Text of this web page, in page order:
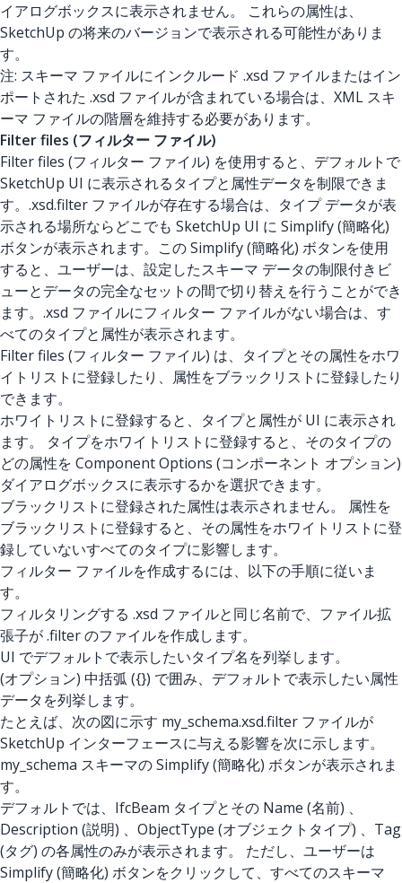
イアログボックスに表示されません。 これらの属性は、
SketchUp の将来のバージョンで表示される可能性がありま
す。
注: スキーマ ファイルにインクルード .xsd ファイルまたはイン
ポートされた .xsd ファイルが含まれている場合は、XML スキ
ーマ ファイルの階層を維持する必要があります。
Filter files (フィルター ファイル)
Filter files (フィルター ファイル) を使用すると、デフォルトで
SketchUp UI に表示されるタイプと属性データを制限できま
す。.xsd.filter ファイルが存在する場合は、タイプ データが表
示される場所ならどこでも SketchUp UI に Simplify (簡略化)
ボタンが表示されます。この Simplify (簡略化) ボタンを使用
すると、ユーザーは、設定したスキーマ データの制限付きビ
ューとデータの完全なセットの間で切り替えを行うことができ
ます。.xsd ファイルにフィルター ファイルがない場合は、す
べてのタイプと属性が表示されます。
Filter files (フィルター ファイル) は、タイプとその属性をホワ
イトリストに登録したり、属性をブラックリストに登録したり
できます。
ホワイトリストに登録すると、タイプと属性が UI に表示され
ます。 タイプをホワイトリストに登録すると、そのタイプの
どの属性を Component Options (コンポーネント オプション)
ダイアログボックスに表示するかを選択できます。
ブラックリストに登録された属性は表示されません。 属性を
ブラックリストに登録すると、その属性をホワイトリストに登
録していないすべてのタイプに影響します。
フィルター ファイルを作成するには、以下の手順に従いま
す。
フィルタリングする .xsd ファイルと同じ名前で、ファイル拡
張子が .filter のファイルを作成します。
UI でデフォルトで表示したいタイプ名を列挙します。
(オプション) 中括弧 ({}) で囲み、デフォルトで表示したい属性
データを列挙します。
たとえば、次の図に示す my_schema.xsd.filter ファイルが
SketchUp インターフェースに与える影響を次に示します。
my_schema スキーマの Simplify (簡略化) ボタンが表示されま
す。
デフォルトでは、IfcBeam タイプとその Name (名前) 、
Description (説明) 、ObjectType (オブジェクトタイプ) 、Tag
(タグ) の各属性のみが表示されます。 ただし、ユーザーは
Simplify (簡略化) ボタンをクリックして、すべてのスキーマ